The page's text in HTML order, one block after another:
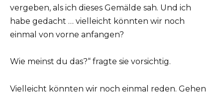
vergeben, als ich dieses Gemälde sah. Und ich
habe gedacht … vielleicht könnten wir noch
einmal von vorne anfangen?
Wie meinst du das?“ fragte sie vorsichtig.
Vielleicht könnten wir noch einmal reden. Gehen